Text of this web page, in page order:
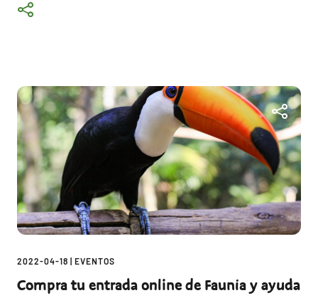
2022-04-18 EVENTOS
Compra tu entrada online de Faunia y ayuda